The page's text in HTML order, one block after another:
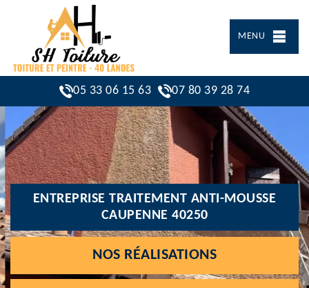
MENU
05 33 06 15 63 07 80 39 28 74
ENTREPRISE TRAITEMENT ANTI-MOUSSE
CAUPENNE 40250
NOS RÉALISATIONS